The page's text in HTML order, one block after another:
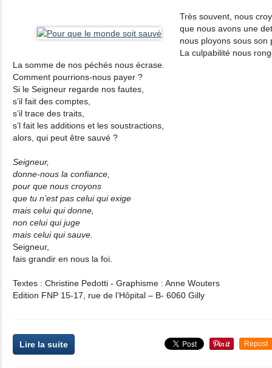
Très souvent, nous
que nous avons une
nous ployons sous son
La culpabilité nous
La somme de nos péchés nous écrase.
Comment pourrions-nous payer ?
Si le Seigneur regarde nos fautes,
s’il fait des comptes,
s’il trace des traits,
s’l fait les additions et les soustractions,
alors, qui peut être sauvé ?
Seigneur,
donne-nous la confiance,
pour que nous croyons
que tu n’est pas celui qui exige
mais celui qui donne,
non celui qui juge
mais celui qui sauve.
Seigneur,
fais grandir en nous la foi.
Textes : Christine Pedotti - Graphisme : Anne Wouters
Edition FNP 15-17, rue de l’Hôpital – B- 6060 Gilly
Lire la suite Repost